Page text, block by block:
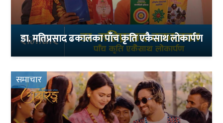
डा. मतिप्रसाद ढकालका पाँच कृति एकैसाथ लोकार्पण
समाचार